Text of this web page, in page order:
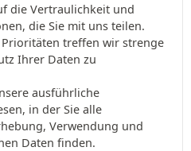
die Vertraulichkeit und
die Sie mit uns teilen.
treffen wir strenge
Ihrer Daten zu
ausführliche
in der Sie alle
Verwendung und
Daten finden.